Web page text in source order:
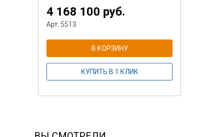
4 168 100 руб.
Арт: 5513
В КОРЗИНУ
КУПИТЬ В 1 КЛИК